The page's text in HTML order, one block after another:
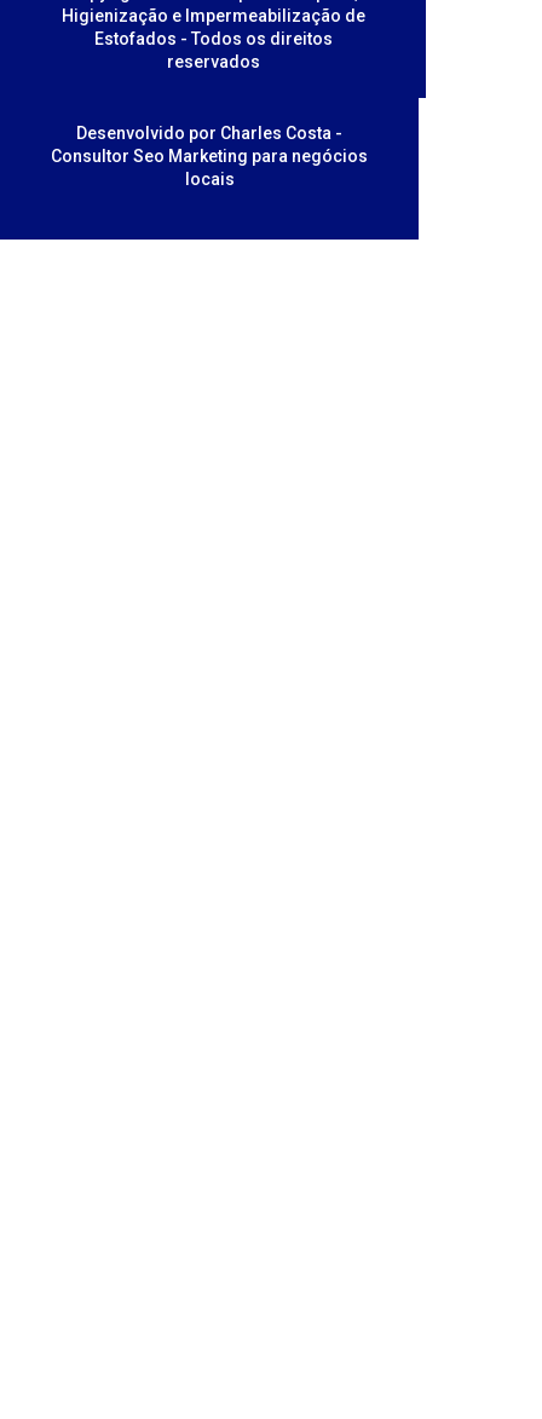
Higienização e Impermeabilização de
Estofados - Todos os direitos
reservados
Desenvolvido por Charles Costa -
Consultor Seo Marketing para negócios
locais